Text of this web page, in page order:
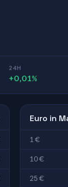
24H
+0,01%
Euro in
1 €
10 €
25 €